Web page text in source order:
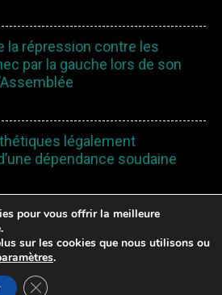
la répression contre les
par la gauche lors de son
légalement
dépendance soudaine
| Une création ColorfulStrategy LDA
pour vous offrir la meilleure
sur les cookies que nous utilisons ou
.
Fermer la bannière des cookies